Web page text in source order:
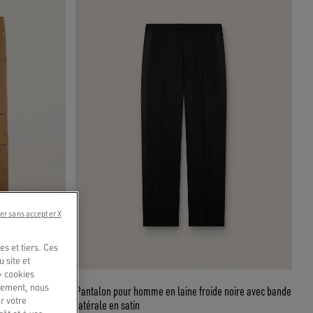
Pantalon pour homme en laine froide noire avec bande
latérale en satin
et tiers. Ces
site et
cookies
nous
votre
sans accepter X